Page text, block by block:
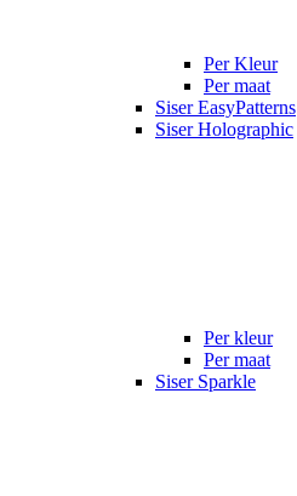
Per Kleur
Per maat
Siser EasyPatterns
Siser Holographic
Per kleur
Per maat
Siser Sparkle